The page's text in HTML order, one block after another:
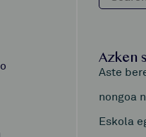
Azken
Aste
nongoa
Eskola